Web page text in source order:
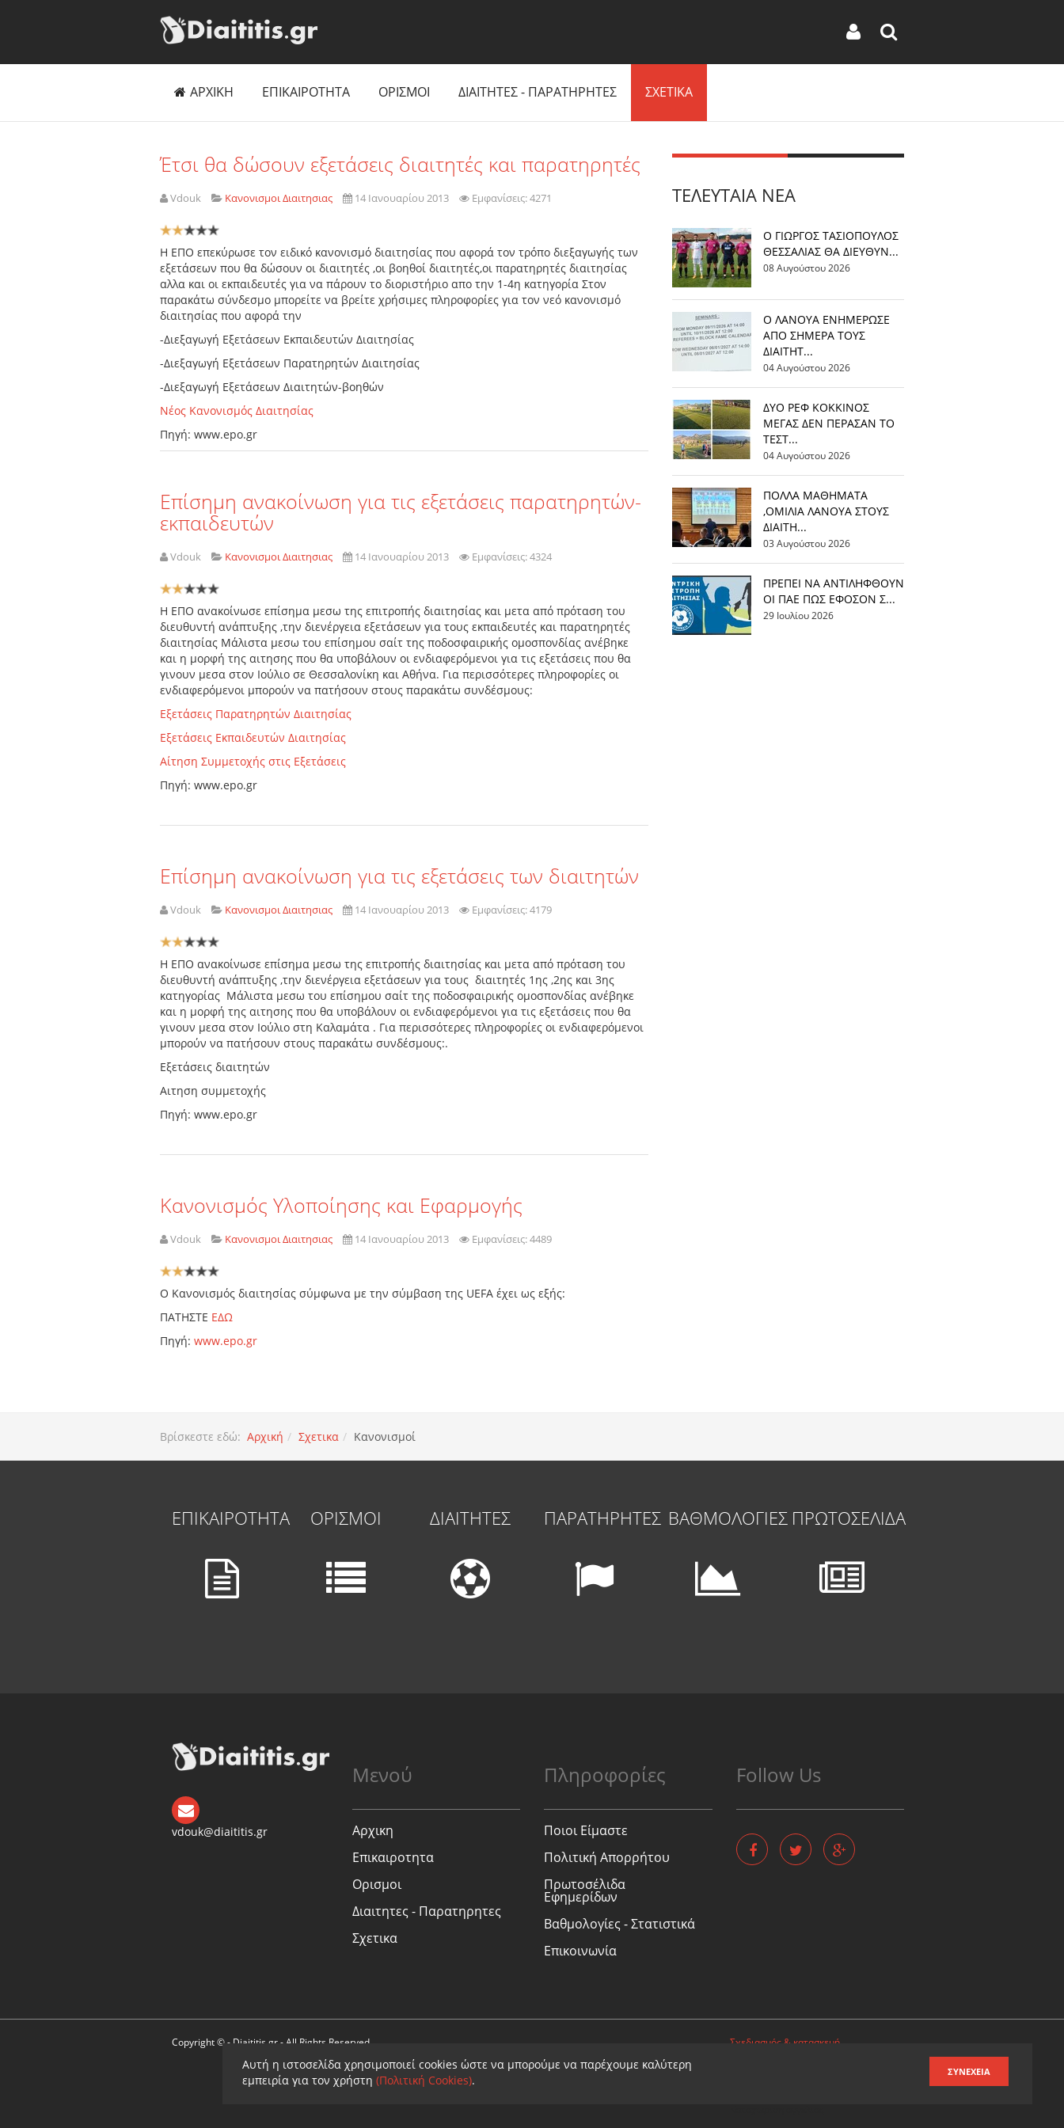
ΑΡΧΙΚΗ ΕΠΙΚΑΙΡΟΤΗΤΑ ΟΡΙΣΜΟΙ ΔΙΑΙΤΗΤΕΣ - ΠΑΡΑΤΗΡΗΤΕΣ ΣΧΕΤΙΚΑ
Έτσι θα δώσουν εξετάσεις διαιτητές και παρατηρητές
Vdouk Κανονισμοι Διαιτησιας 14 Ιανουαρίου 2013 Εμφανίσεις: 4271
Αξιολόγηση
5
Η ΕΠΟ επεκύρωσε τον ειδικό κανονισμό διαιτησίας που αφορά τον τρόπο διεξαγωγής των
εξετάσεων που θα δώσουν οι διαιτητές ,οι βοηθοί διαιτητές,οι παρατηρητές διαιτησίας
αλλα και οι εκπαιδευτές για να πάρουν το διοριστήριο απο την 1-4η κατηγορία Στον
παρακάτω σύνδεσμο μπορείτε να βρείτε χρήσιμες πληροφορίες για τον νεό κανονισμό
διαιτησίας που αφορά την
-Διεξαγωγή Εξετάσεων Εκπαιδευτών Διαιτησίας
-Διεξαγωγή Εξετάσεων Παρατηρητών Διαιτησίας
-Διεξαγωγή Εξετάσεων Διαιτητών-βοηθών
Νέος Κανονισμός Διαιτησίας
Πηγή: www.epo.gr
Επίσημη ανακοίνωση για τις εξετάσεις παρατηρητών-
εκπαιδευτών
Vdouk Κανονισμοι Διαιτησιας 14 Ιανουαρίου 2013 Εμφανίσεις: 4324
Αξιολόγηση
Η ΕΠΟ ανακοίνωσε επίσημα μεσω της επιτροπής διαιτησίας και μετα από πρόταση του
διευθυντή ανάπτυξης ,την διενέργεια εξετάσεων για τους εκπαιδευτές και παρατηρητές
διαιτησίας Μάλιστα μεσω του επίσημου σαίτ της ποδοσφαιρικής ομοσπονδίας ανέβηκε
και η μορφή της αιτησης που θα υποβάλουν οι ενδιαφερόμενοι για τις εξετάσεις που θα
γινουν μεσα στον Ιούλιο σε Θεσσαλονίκη και Αθήνα. Για περισσότερες πληροφορίες οι
ενδιαφερόμενοι μπορούν να πατήσουν στους παρακάτω συνδέσμους:
Εξετάσεις Παρατηρητών Διαιτησίας
Εξετάσεις Εκπαιδευτών Διαιτησίας
Αίτηση Συμμετοχής στις Εξετάσεις
Πηγή: www.epo.gr
Επίσημη ανακοίνωση για τις εξετάσεις των διαιτητών
Vdouk Κανονισμοι Διαιτησιας 14 Ιανουαρίου 2013 Εμφανίσεις: 4179
Αξιολόγηση
Η ΕΠΟ ανακοίνωσε επίσημα μεσω της επιτροπής διαιτησίας και μετα από πρόταση του
διευθυντή ανάπτυξης ,την διενέργεια εξετάσεων για τους διαιτητές 1ης ,2ης και 3ης
κατηγορίας Μάλιστα μεσω του επίσημου σαίτ της ποδοσφαιρικής ομοσπονδίας ανέβηκε
και η μορφή της αιτησης που θα υποβάλουν οι ενδιαφερόμενοι για τις εξετάσεις που θα
γινουν μεσα στον Ιούλιο στη Καλαμάτα . Για περισσότερες πληροφορίες οι ενδιαφερόμενοι
μπορούν να πατήσουν στους παρακάτω συνδέσμους:.
Εξετάσεις διαιτητών
Αιτηση συμμετοχής
Πηγή: www.epo.gr
Κανονισμός Υλοποίησης και Εφαρμογής
Vdouk Κανονισμοι Διαιτησιας 14 Ιανουαρίου 2013 Εμφανίσεις: 4489
Αξιολόγηση
5
Ο Κανονισμός διαιτησίας σύμφωνα με την σύμβαση της UEFA έχει ως εξής:
ΠΑΤΗΣΤΕ ΕΔΩ
Πηγή: www.epo.gr
ΤΕΛΕΥΤΑΊΑ ΝΈΑ
Ο ΓΙΩΡΓΟΣ ΤΑΣΙΟΠΟΥΛΟΣ
ΘΕΣΣΑΛΙΑΣ ΘΑ ΔΙΕΥΘΥΝ...
08 Αυγούστου 2026
Ο ΛΑΝΟΥΑ ΕΝΗΜΕΡΩΣΕ
ΑΠΟ ΣΗΜΕΡΑ ΤΟΥΣ
ΔΙΑΙΤΗΤ...
04 Αυγούστου 2026
ΔΥΟ ΡΕΦ ΚΟΚΚΙΝΟΣ
ΜΕΓΑΣ ΔΕΝ ΠΕΡΑΣΑΝ ΤΟ
ΤΕΣΤ...
04 Αυγούστου 2026
ΠΟΛΛΑ ΜΑΘΗΜΑΤΑ
,ΟΜΙΛΙΑ ΛΑΝΟΥΑ ΣΤΟΥΣ
ΔΙΑΙΤΗ...
03 Αυγούστου 2026
ΠΡΕΠΕΙ ΝΑ ΑΝΤΙΛΗΦΘΟΥΝ
ΟΙ ΠΑΕ ΠΩΣ ΕΦΟΣΟΝ Σ...
29 Ιουλίου 2026
Βρίσκεστε εδώ: Αρχική Σχετικα Κανονισμοί
ΕΠΙΚΑΙΡΟΤΗΤΑ ΟΡΙΣΜΟΙ ΔΙΑΙΤΗΤΕΣ ΠΑΡΑΤΗΡΗΤΕΣ ΒΑΘΜΟΛΟΓΙΕΣ ΠΡΩΤΟΣΕΛΙΔΑ
vdouk@diaititis.gr
Μενού
Αρχικη
Επικαιροτητα
Ορισμοι
Διαιτητες - Παρατηρητες
Σχετικα
Πληροφορίες
Ποιοι Είμαστε
Πολιτική Απορρήτου
Πρωτοσέλιδα
Εφημερίδων
Βαθμολογίες - Στατιστικά
Επικοινωνία
Follow Us
Copyright © - Diaititis.gr - All Rights Reserved.
Σχεδιασμός & κατασκευή
Αυτή η ιστοσελίδα χρησιμοποιεί cookies ώστε να μπορούμε να παρέχουμε καλύτερη
εμπειρία για τον χρήστη (Πολιτική Cookies).
ΣΥΝΈΧΕΙΑ